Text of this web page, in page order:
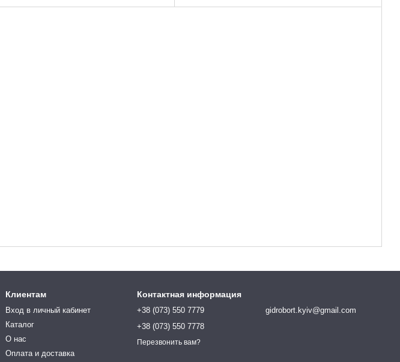
Клиентам
Вход в личный кабинет
Каталог
О нас
Оплата и доставка
Контактная информация
+38 (073) 550 7779
+38 (073) 550 7778
Перезвонить вам?
gidrobort.kyiv@gmail.com